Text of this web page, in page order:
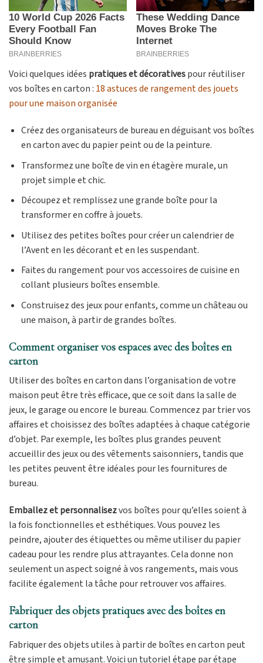
Voici quelques idées pratiques et décorativespour réutiliser
vos boîtes en carton : 18 astuces de rangement des jouets
pour une maison organisée
Créez des organisateurs de bureau en déguisant vos boîtes
en carton avec du papier peint ou de la peinture.
Transformez une boîte de vin en étagère murale, un
projet simple et chic.
Découpez et remplissez une grande boîte pour la
transformer en coffre à jouets.
Utilisez des petites boîtes pour créer un calendrier de
l’Avent en les décorant et en les suspendant.
Faites du rangement pour vos accessoires de cuisine en
collant plusieurs boîtes ensemble.
Construisez des jeux pour enfants, comme un château ou
une maison, à partir de grandes boîtes.
Comment organiser vos espaces avec des boîtes en
carton
Utiliser des boîtes en carton dans l’organisation de votre
maison peut être très efficace, que ce soit dans la salle de
jeux, le garage ou encore le bureau. Commencez par trier vos
affaires et choisissez des boîtes adaptées à chaque catégorie
d’objet. Par exemple, les boîtes plus grandes peuvent
accueillir des jeux ou des vêtements saisonniers, tandis que
les petites peuvent être idéales pour les fournitures de
bureau.
Emballez et personnalisezvos boîtes pour qu’elles soient à
la fois fonctionnelles et esthétiques. Vous pouvez les
peindre, ajouter des étiquettes ou même utiliser du papier
cadeau pour les rendre plus attrayantes. Cela donne non
seulement un aspect soigné à vos rangements, mais vous
facilite également la tâche pour retrouver vos affaires.
Fabriquer des objets pratiques avec des boîtes en
carton
Fabriquer des objets utiles à partir de boîtes en carton peut
être simple et amusant. Voici un tutoriel étape par étape